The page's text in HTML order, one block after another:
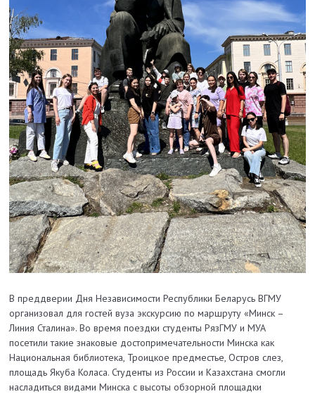
В преддверии Дня Независимости Республики Беларусь ВГМУ
организовал для гостей вуза экскурсию по маршруту «Минск –
Линия Сталина». Во время поездки студенты РязГМУ и МУА
посетили такие знаковые достопримечательности Минска как
Национальная библиотека, Троицкое предместье, Остров слез,
площадь Якуба Коласа. Студенты из России и Казахстана смогли
насладиться видами Минска с высоты обзорной площадки